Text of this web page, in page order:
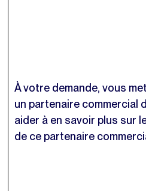
À votre demande, vous
un partenaire commercial
aider à en savoir plus sur
de ce partenaire